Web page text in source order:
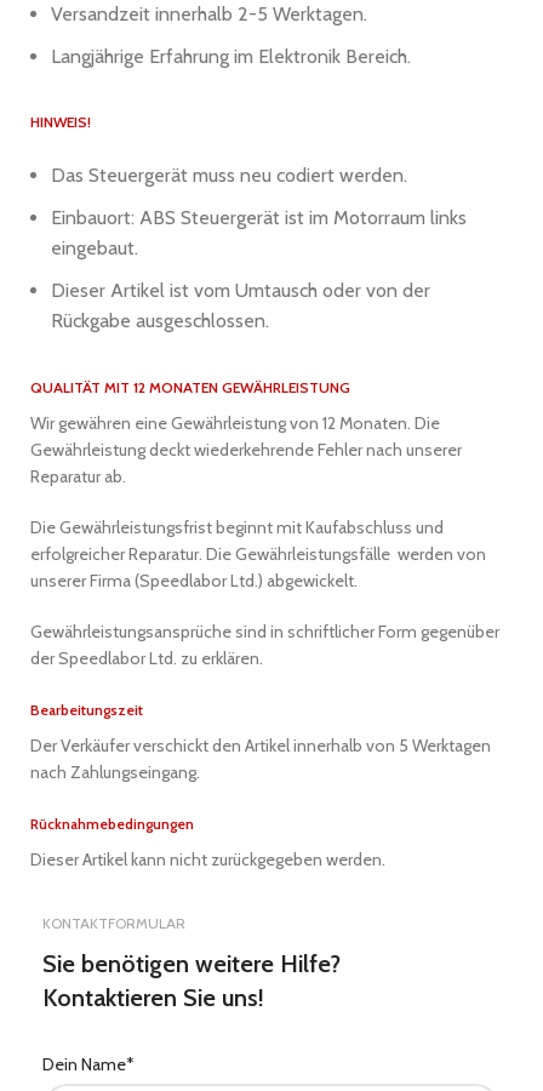
Versandzeit innerhalb 2-5 Werktagen.
Langjährige Erfahrung im Elektronik Bereich.
HINWEIS!
Das Steuergerät muss neu codiert werden.
Einbauort: ABS Steuergerät ist im Motorraum links
eingebaut.
Dieser Artikel ist vom Umtausch oder von der
Rückgabe ausgeschlossen.
QUALITÄT MIT 12 MONATEN GEWÄHRLEISTUNG
Wir gewähren eine Gewährleistung von 12 Monaten. Die
Gewährleistung deckt wiederkehrende Fehler nach unserer
Reparatur ab.
Die Gewährleistungsfrist beginnt mit Kaufabschluss und
erfolgreicher Reparatur. Die Gewährleistungsfälle werden von
unserer Firma (Speedlabor Ltd.) abgewickelt.
Gewährleistungsansprüche sind in schriftlicher Form gegenüber
der Speedlabor Ltd. zu erklären.
Bearbeitungszeit
Der Verkäufer verschickt den Artikel innerhalb von 5 Werktagen
nach Zahlungseingang.
Rücknahmebedingungen
Dieser Artikel kann nicht zurückgegeben werden.
KONTAKTFORMULAR
Sie benötigen weitere Hilfe?
Kontaktieren Sie uns!
Dein Name*